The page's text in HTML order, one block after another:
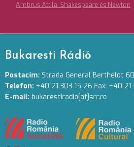
Ambrus Attila: Shakespeare és Newton
Bukaresti Rádió
Postacím: Strada General Berthelot
Telefon: +40 21 303 15 26 Fax: +40 21
E-mail: bukarestiradio[at]srr.ro